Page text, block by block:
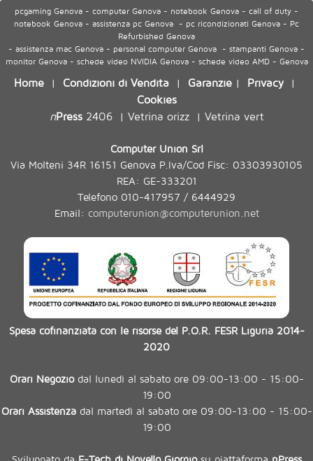
pcgaming Genova - computer Genova - notebook Genova - call of duty -
notebook Genova - assistenza pc Genova - pc ricondizionati Genova - Pc
Refurbished Genova
- assistenza mac Genova - personal computer Genova - stampanti Genova -
monitor Genova - schede video NVIDIA Genova - schede video AMD - Genova
Home | Condizioni di Vendita | Garanzie | Privacy|
Cookies
nPress2406| Vetrina orizz| Vetrina vert
Computer Union Srl
Via Molteni 34R 16151 Genova P.Iva/Cod Fisc: 03303930105
REA: GE-333201
Telefono 010-417957 / 6444929
Email: computerunion@computerunion.net
Spesa cofinanziata con le risorse del P.O.R. FESR Liguria 2014-
2020
Orari Negoziodal lunedì al sabato ore 09:00-13:00 - 15:00-
19:00
Orari Assistenzadal martedì al sabato ore 09:00-13:00 - 15:00-
19:00